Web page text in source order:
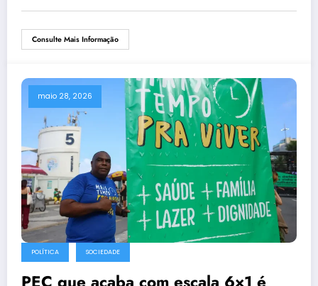
Consulte Mais Informação
maio 28, 2026
POLÍTICA SOCIEDADE